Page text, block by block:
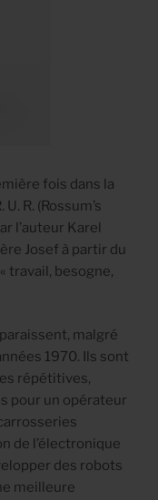
fois dans la
R. (Rossum’s
l’auteur Karel
Josef à partir du
travail, besogne,
malgré
1970. Ils sont
répétitives,
pour un opérateur
de l’électronique
des robots
meilleure